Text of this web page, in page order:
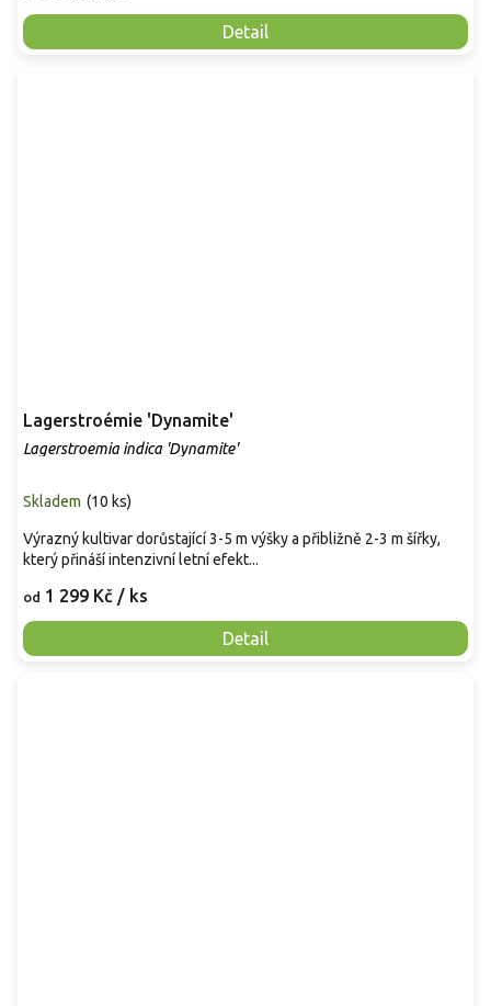
Detail
Lagerstroémie 'Dynamite'
Lagerstroemia indica 'Dynamite'
Skladem (10 ks)
od 1 299 Kč / ks
Detail
Výrazný kultivar dorůstající 3-5 m výšky a přibližně 2-3 m šířky,
který přináší intenzivní letní efekt...